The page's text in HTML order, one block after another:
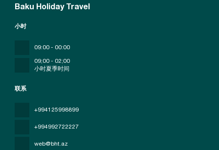
Baku Holiday Travel
联系
+994125998899
+994992722227
web@bht.az
小时
09:00 - 00:00
09;00 - 02;00
小时夏季时间